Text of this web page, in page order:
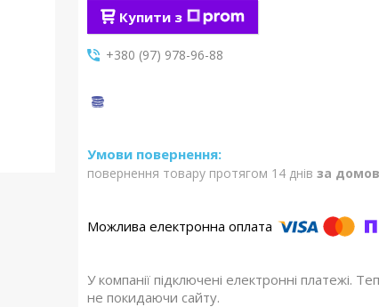
Купити з
+380 (97) 978-96-88
повернення товару протягом 14 днів за
У компанії підключені електронні платежі.
не покидаючи сайту.